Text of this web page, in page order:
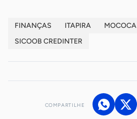
FINANÇAS ITAPIRA MOCOCA
SICOOB CREDINTER
COMPARTILHE